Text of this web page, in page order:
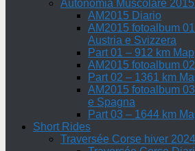
Autonomia Muscolare
AM2015 Diario
AM2015 fotoalbum
Austria e Svizzera
Part 01 – 912 km Map
AM2015 fotoalbum
Part 02 – 1361 km
AM2015 fotoalbum
e Spagna
Part 03 – 1644 km
Short Rides
Traversée Corse hiver 2024